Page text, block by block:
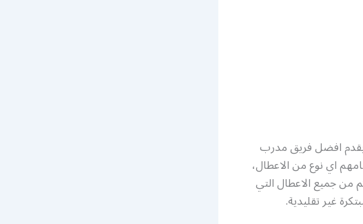
افضل فريق مدرب
اي نوع من الاعطال،
من جميع الاعطال التي
غير تقليدية.